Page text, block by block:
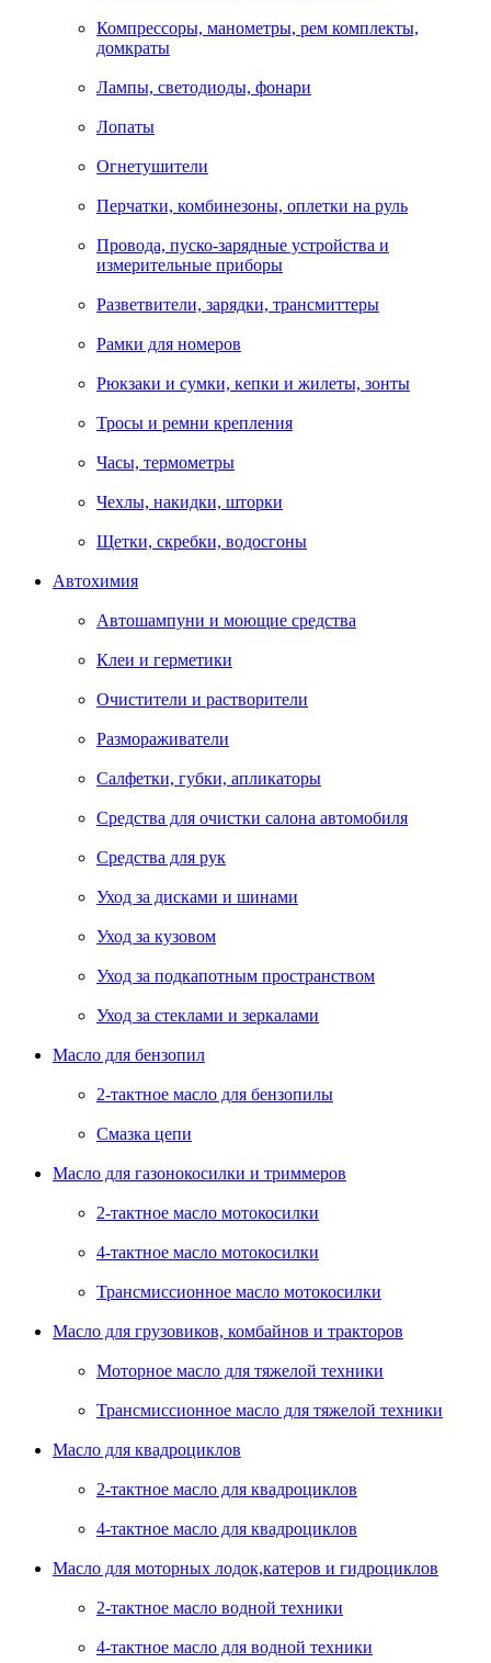
Компрессоры, манометры, рем комплекты,
домкраты
Лампы, светодиоды, фонари
Лопаты
Огнетушители
Перчатки, комбинезоны, оплетки на руль
Провода, пуско-зарядные устройства и
измерительные приборы
Разветвители, зарядки, трансмиттеры
Рамки для номеров
Рюкзаки и сумки, кепки и жилеты, зонты
Тросы и ремни крепления
Часы, термометры
Чехлы, накидки, шторки
Щетки, скребки, водосгоны
Автохимия
Автошампуни и моющие средства
Клеи и герметики
Очистители и растворители
Размораживатели
Салфетки, губки, апликаторы
Средства для очистки салона автомобиля
Средства для рук
Уход за дисками и шинами
Уход за кузовом
Уход за подкапотным пространством
Уход за стеклами и зеркалами
Масло для бензопил
2-тактное масло для бензопилы
Cмазка цепи
Масло для газонокосилки и триммеров
2-тактное масло мотокосилки
4-тактное масло мотокосилки
Трансмиссионное масло мотокосилки
Масло для грузовиков, комбайнов и тракторов
Моторное масло для тяжелой техники
Трансмиссионное масло для тяжелой техники
Масло для квадроциклов
2-тактное масло для квадроциклов
4-тактное масло для квадроциклов
Масло для моторных лодок,катеров и гидроциклов
2-тактное масло водной техники
4-тактное масло для водной техники